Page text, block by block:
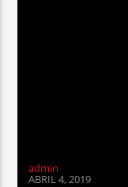
admin
ABRIL 4, 2019